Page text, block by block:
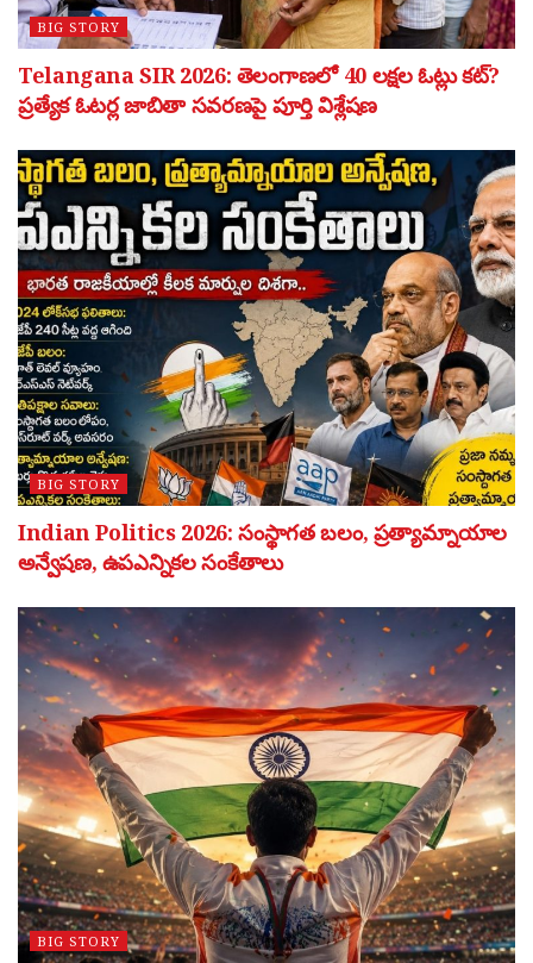
BIG STORY
Telangana SIR 2026: తెలంగాణలో 40 లక్షల ఓట్లు కట్?
ప్రత్యేక ఓటర్ల జాబితా సవరణపై పూర్తి విశ్లేషణ
BIG STORY
Indian Politics 2026: సంస్థాగత బలం, ప్రత్యామ్నాయాల
అన్వేషణ, ఉపఎన్నికల సంకేతాలు
BIG STORY